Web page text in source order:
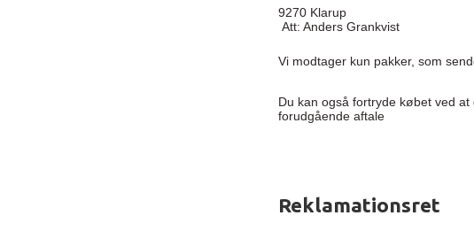
9270 Klarup
Att: Anders Grankvist
Vi modtager kun pakker, som
Du kan også fortryde købet ved
forudgående aftale
Reklamationsret